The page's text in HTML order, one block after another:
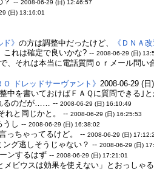
2008-06-29 (日) 12:46:57
(日) 13:16:01
ド》の方は調整中だったけど、 《ＤＮＡ
これは確定で良いかな? --2008-06-29 (日)
、それは本当に電話質問ｏｒメール問
Ｏ ドレッドサーヴァント》2008-06-29 (
を書いておけばＦＡＱに質問できる｣
れるのだが…… --2008-06-29 (日) 16:10:49
れと同じかと。 --2008-06-29 (日) 16:25:53
うし --2008-06-29 (日) 16:38:02
っちゃってるけど。 --2008-06-29 (日)
ング逃しそうじゃない？ --2008-06-29 (日)
ンするはず --2008-06-29 (日) 17:21:01
ビウスは効果を使えない」とおっしゃ